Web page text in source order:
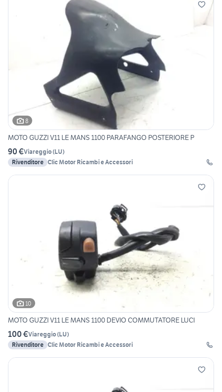
8
MOTO GUZZI V11 LE MANS 1100 PARAFANGO POSTERIORE P
90 €Viareggio(LU)
Rivenditore Clic Motor Ricambi e Accessori
10
MOTO GUZZI V11 LE MANS 1100 DEVIO COMMUTATORE LUCI
100 €Viareggio(LU)
Rivenditore Clic Motor Ricambi e Accessori